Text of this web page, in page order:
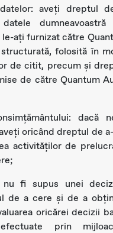
aveţi dreptul
ați furnizat către
folosită în
de citit, precum și
de către Quantum
dacă
oricând dreptul de
activităților de
fi supus unei
de a cere și de a
oricărei decizii
prin